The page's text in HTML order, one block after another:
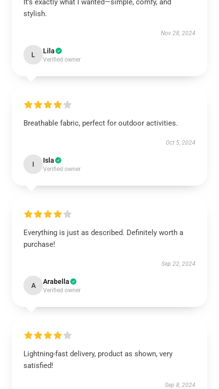
It’s exactly what I wanted—simple, comfy, and
stylish.
Nov 28, 2024
L Lila
Verified owner
Breathable fabric, perfect for outdoor activities.
Oct 5, 2024
I Isla
Verified owner
Everything is just as described. Definitely worth a
purchase!
Sep 22, 2024
A Arabella
Verified owner
Lightning-fast delivery, product as shown, very
satisfied!
Sep 8, 2024